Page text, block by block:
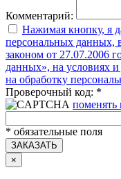
Комментарий:
Нажимая кнопку, я
персональных данных,
законом от 27.07.2006
данных», на условиях
на обработку
Проверочный код: *
поменять
* обязательные поля
ЗАКАЗАТЬ
×